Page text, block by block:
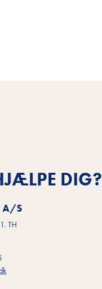
DIG?
A/S
TH